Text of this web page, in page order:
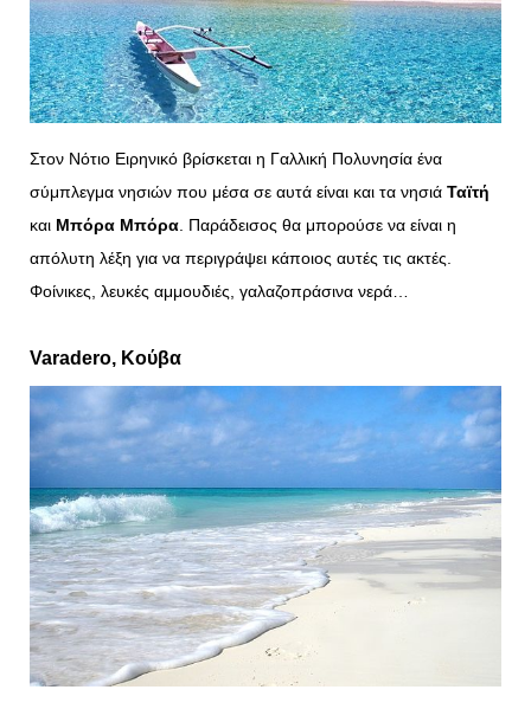
Στον Νότιο Ειρηνικό βρίσκεται η Γαλλική Πολυνησία ένα
σύμπλεγμα νησιών που μέσα σε αυτά είναι και τα νησιά Ταϊτή
και Μπόρα Μπόρα. Παράδεισος θα μπορούσε να είναι η
απόλυτη λέξη για να περιγράψει κάποιος αυτές τις ακτές.
Φοίνικες, λευκές αμμουδιές, γαλαζοπράσινα νερά…
Varadero, Κούβα